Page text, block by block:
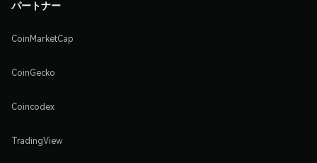
パートナー
CoinMarketCap
CoinGecko
Coincodex
TradingView